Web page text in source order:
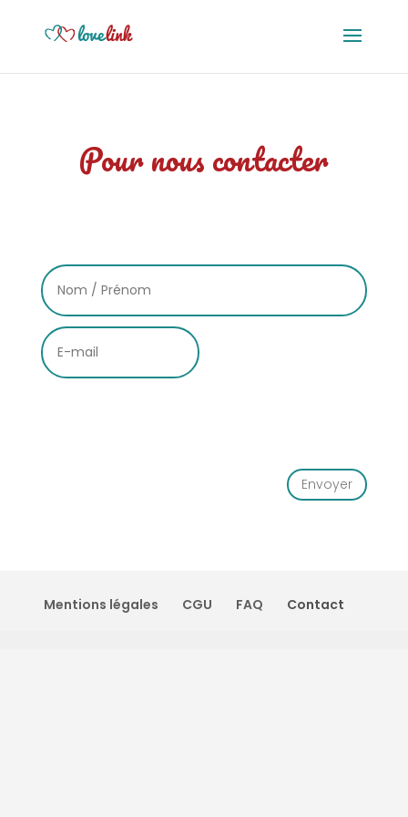
Pour nous contacter
Envoyer
Mentions légales CGU FAQ Contact